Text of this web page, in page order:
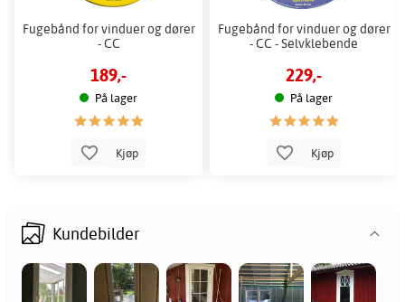
Fugebånd for vinduer og dører
- CC
189,-
På lager
Kjøp
Fugebånd for vinduer og dører
- CC - Selvklebende
229,-
På lager
Kjøp
Kundebilder